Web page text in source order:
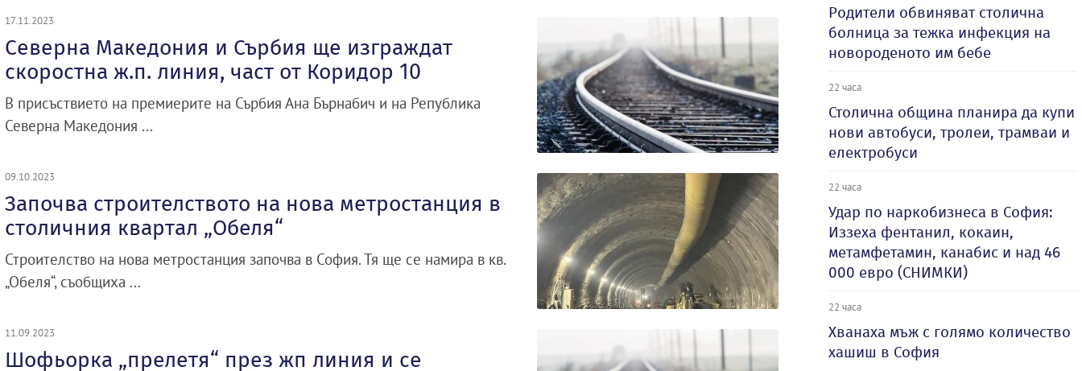
17.11.2023
Северна Македония и Сърбия ще изграждат
скоростна ж.п. линия, част от Коридор 10
В присъствието на премиерите на Сърбия Ана Бърнабич и на Република
Северна Македония ...
09.10.2023
Започва строителството на нова метростанция в
столичния квартал „Обеля“
Строителство на нова метростанция започва в София. Тя ще се намира в кв.
„Обеля“, съобщиха ...
11.09.2023
Шофьорка „прелетя“ през жп линия и се
Родители обвиняват столична
болница за тежка инфекция на
новороденото им бебе
22 часа
Столична община планира да купи
нови автобуси, тролеи, трамваи и
електробуси
22 часа
Удар по наркобизнеса в София:
Иззеха фентанил, кокаин,
метамфетамин, канабис и над 46
000 евро (СНИМКИ)
22 часа
Хванаха мъж с голямо количество
хашиш в София